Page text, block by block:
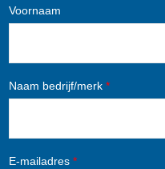
Voornaam
Naam bedrijf/merk *
E-mailadres *